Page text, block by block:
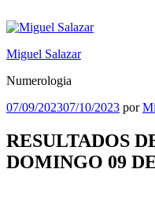
al
Miguel Salazar
Numerologia
Publicado
07/09/202307/10/2023 por
RESULTADOS
DOMINGO 09